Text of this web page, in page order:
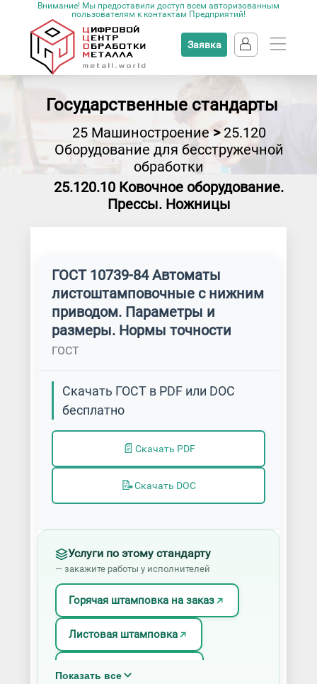
Внимание! Мы предоставили доступ всем авторизованным
пользователям к контактам Предприятий!
Заявка
Государственные стандарты
25 Машиностроение>25.120
Оборудование для бесстружечной
обработки
25.120.10 Ковочное оборудование.
Прессы. Ножницы
ГОСТ 10739-84 Автоматы
листоштамповочные с нижним
приводом. Параметры и
размеры. Нормы точности
ГОСТ
Скачать ГОСТ в PDF или DOC
бесплатно
📄 Скачать PDF
📝Скачать DOC
Услуги по этому стандарту
— закажите работы у исполнителей
Горячая штамповка на заказ
Листовая штамповка
Показать все